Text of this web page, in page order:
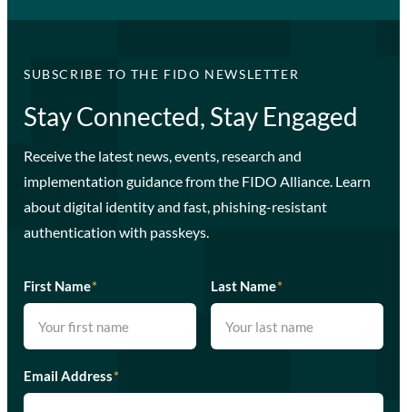
SUBSCRIBE TO THE FIDO NEWSLETTER
Stay Connected, Stay Engaged
Receive the latest news, events, research and
implementation guidance from the FIDO Alliance. Learn
about digital identity and fast, phishing-resistant
authentication with passkeys.
First Name* Last Name*
Email Address*